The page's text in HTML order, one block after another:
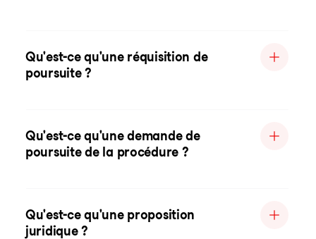
Qu'est-ce qu'une réquisition de
poursuite ?
Qu'est-ce qu'une demande de
poursuite de la procédure ?
Qu'est-ce qu'une proposition
juridique ?